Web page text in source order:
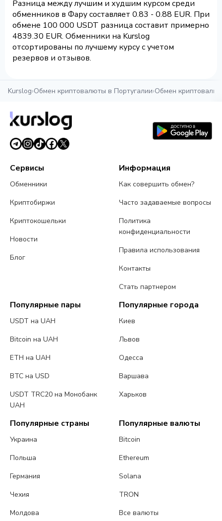
Разница между лучшим и худшим курсом среди
обменников в Фару составляет 0.83 - 0.88 EUR. При
обмене 100 000 USDT разница составит примерно
4839.30 EUR. Обменники на Kurslog
отсортированы по лучшему курсу с учетом
резервов и отзывов.
Kurslog›Обмен криптовалюты в Португалии›Обмен
Сервисы
Обменники
Криптобиржи
Криптокошельки
Новости
Блог
Информация
Как совершить обмен?
Часто задаваемые вопросы
Политика
конфиденциальности
Правила использования
Контакты
Стать партнером
Популярные пары
USDT на UAH
Bitcoin на UAH
ETH на UAH
BTC на USD
USDT TRC20 на Монобанк
UAH
Популярные города
Киев
Львов
Одесса
Варшава
Харьков
Популярные страны
Украина
Польша
Германия
Чехия
Молдова
Популярные валюты
Bitcoin
Ethereum
Solana
TRON
Все валюты